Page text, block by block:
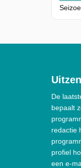
De
bepaalt
redactie
profiel
een e-